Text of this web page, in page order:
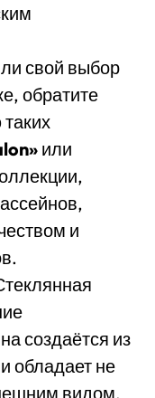
свой выбор
обратите
или
и
создаётся из
обладает не
видом,